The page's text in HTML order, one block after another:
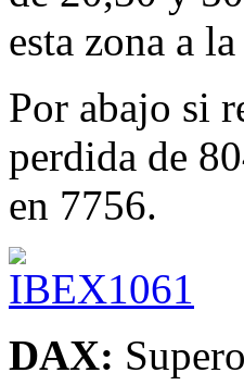
esta zona a
Por abajo si
perdida de
en 7756.
DAX: